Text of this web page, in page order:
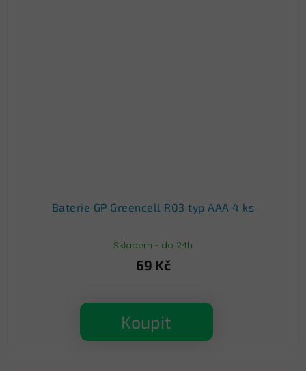
Baterie GP Greencell R03 typ AAA 4 ks
Skladem - do 24h
69 Kč
Koupit